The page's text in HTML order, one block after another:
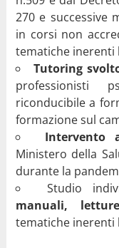
270 e successive
in corsi non
tematiche inerenti
Tutoring
professionisti
riconducibile a
formazione sul
Intervento
Ministero della
durante la
Studio
manuali,
tematiche inerenti